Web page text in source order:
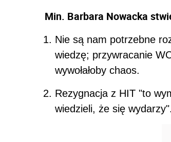
Min. Barbara Nowacka
Nie są nam potrzebne
wiedzę; przywracanie
wywołałoby chaos.
Rezygnacja z HIT "to
wiedzieli, że się wydarzy".